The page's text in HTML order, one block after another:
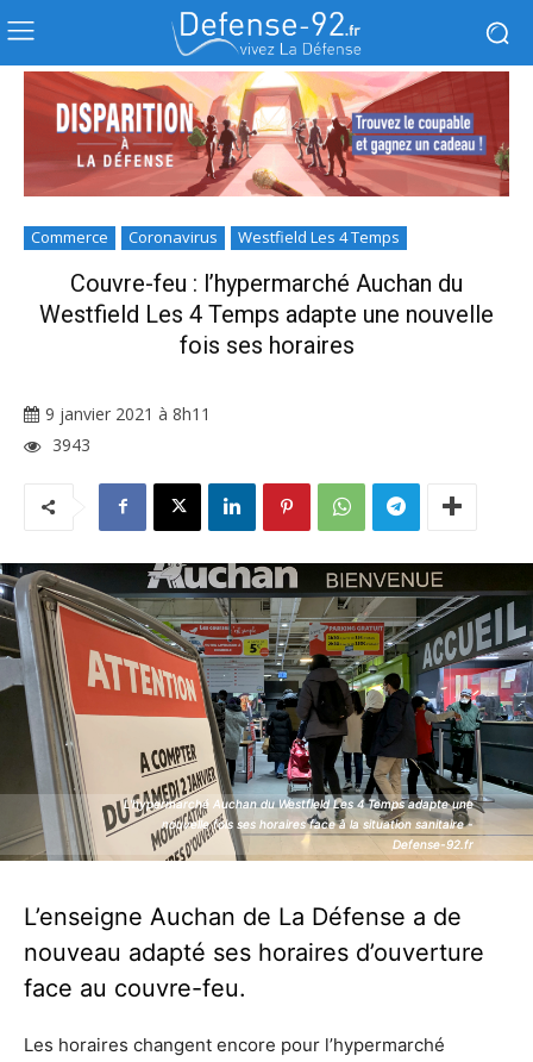
Commerce Coronavirus Westfield Les 4 Temps
Couvre-feu : l’hypermarché Auchan du
Westfield Les 4 Temps adapte une nouvelle
fois ses horaires
9 janvier 2021 à 8h11
3943
L'hypermarché Auchan du Westfield Les 4 Temps adapte une
nouvelle fois ses horaires face à la situation sanitaire -
Defense-92.fr
L'hypermarché Auchan du Westfield Les 4 Temps adapte une
nouvelle fois ses horaires face à la situation sanitaire -
Defense-92.fr
L’enseigne Auchan de La Défense a de
nouveau adapté ses horaires d’ouverture
face au couvre-feu.
Les horaires changent encore pour l’hypermarché